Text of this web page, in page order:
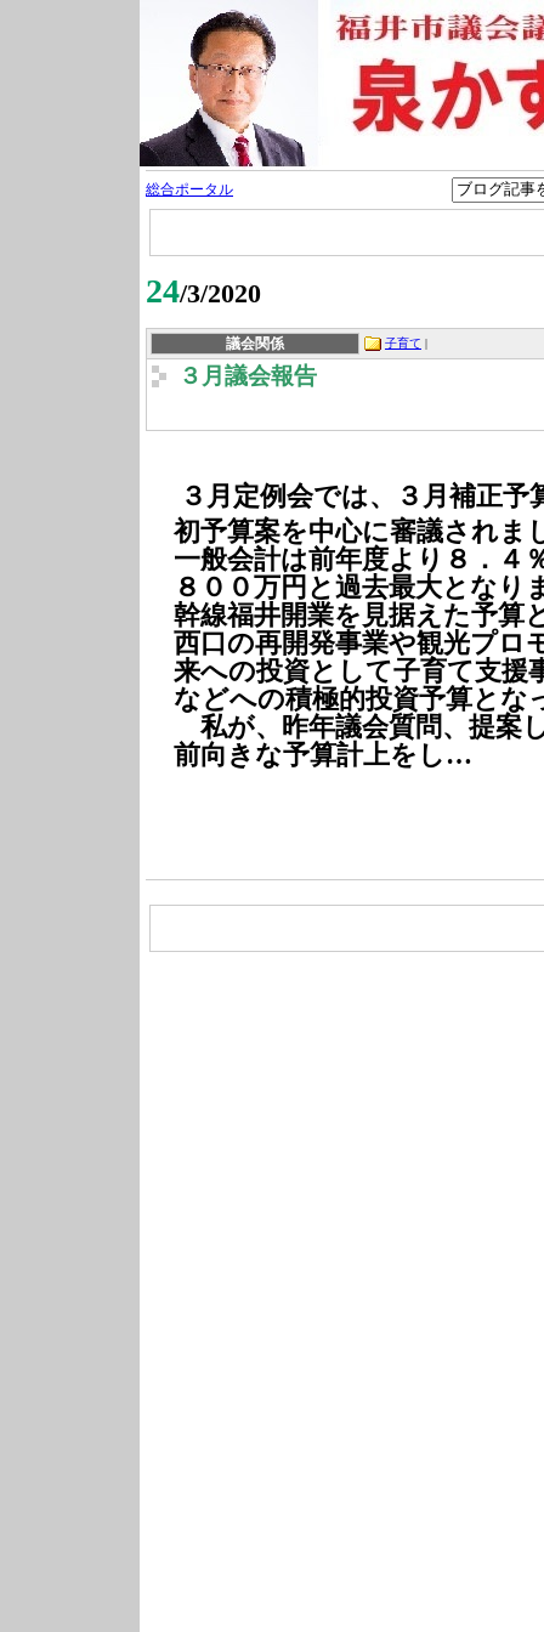
総合ポータル
24/3/2020
議会関係 子育て |
３月議会報告
３月定例会では、３月補正予
初予算案を中心に審議されま
一般会計は前年度より８．４
８００万円と過去最大となり
幹線福井開業を見据えた予算
西口の再開発事業や観光プロ
来への投資として子育て支援
などへの積極的投資予算とな
私が、昨年議会質問 、提案
前向きな予算計上をし…